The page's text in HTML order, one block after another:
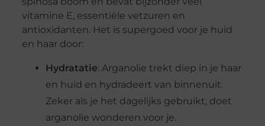
vitamine E, essentiële vetzuren en
antioxidanten. Het is supergoed voor je huid
en haar door:
Hydratatie: Arganolie trekt diep in je haar
en huid en hydradeert van binnenuit.
Zeker als je het dagelijks gebruikt, doet
arganolie wonderen voor je.